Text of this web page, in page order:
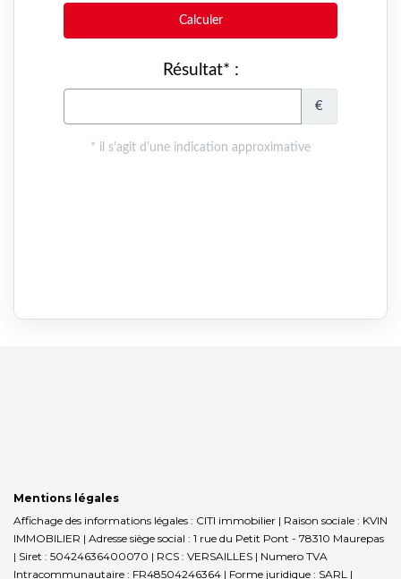
Mentions légales
Affichage des informations légales : CITI immobilier | Raison sociale : KVIN
IMMOBILIER | Adresse siège social : 1 rue du Petit Pont - 78310 Maurepas
| Siret : 50424636400070 | RCS : VERSAILLES | Numero TVA
Intracommunautaire : FR48504246364 | Forme juridique : SARL |